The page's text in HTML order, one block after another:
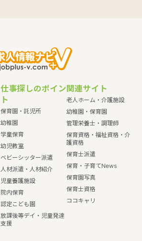
仕事探しのポイン
ト
保育園・託児所
幼稚園
学童保育
幼児教室
ベビーシッター派遣
人材派遣・人材紹介
児童養護施設
院内保育
認定こども園
放課後等デイ・児童発達
支援
関連サイト
老人ホーム・介護施設
幼稚園・保育園
管理栄養士・調理師
保育資格・福祉資格・介
護資格
保育士派遣
保育・子育てNews
保育園写真
保育士資格
ココキャリ